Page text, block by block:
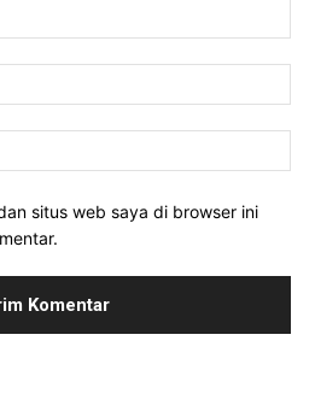
situs web saya di browser ini